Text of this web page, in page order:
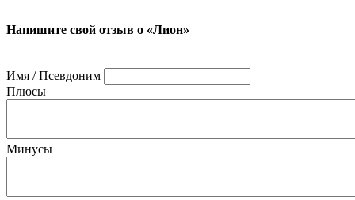
Напишите свой отзыв о «Лион»
Имя / Псевдоним
Плюсы
Минусы